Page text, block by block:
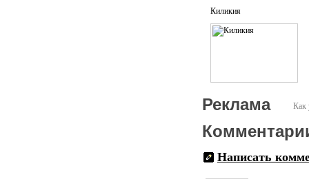
Киликия
Как
Реклама
Написать